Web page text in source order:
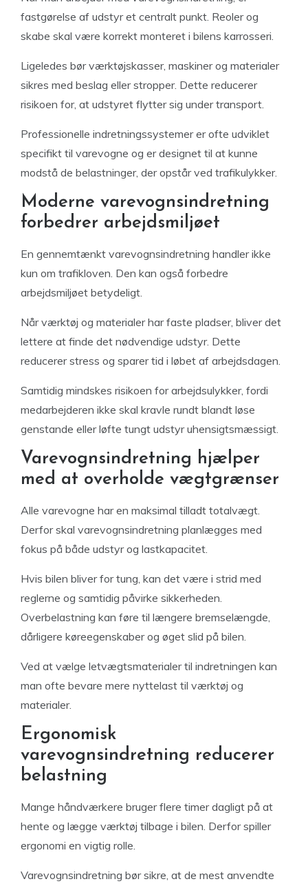
fastgørelse af udstyr et centralt punkt. Reoler og
skabe skal være korrekt monteret i bilens karrosseri.
Ligeledes bør værktøjskasser, maskiner og materialer
sikres med beslag eller stropper. Dette reducerer
risikoen for, at udstyret flytter sig under transport.
Professionelle indretningssystemer er ofte udviklet
specifikt til varevogne og er designet til at kunne
modstå de belastninger, der opstår ved trafikulykker.
Moderne varevognsindretning
forbedrer arbejdsmiljøet
En gennemtænkt varevognsindretning handler ikke
kun om trafikloven. Den kan også forbedre
arbejdsmiljøet betydeligt.
Når værktøj og materialer har faste pladser, bliver det
lettere at finde det nødvendige udstyr. Dette
reducerer stress og sparer tid i løbet af arbejdsdagen.
Samtidig mindskes risikoen for arbejdsulykker, fordi
medarbejderen ikke skal kravle rundt blandt løse
genstande eller løfte tungt udstyr uhensigtsmæssigt.
Varevognsindretning hjælper
med at overholde vægtgrænser
Alle varevogne har en maksimal tilladt totalvægt.
Derfor skal varevognsindretning planlægges med
fokus på både udstyr og lastkapacitet.
Hvis bilen bliver for tung, kan det være i strid med
reglerne og samtidig påvirke sikkerheden.
Overbelastning kan føre til længere bremselængde,
dårligere køreegenskaber og øget slid på bilen.
Ved at vælge letvægtsmaterialer til indretningen kan
man ofte bevare mere nyttelast til værktøj og
materialer.
Ergonomisk
varevognsindretning reducerer
belastning
Mange håndværkere bruger flere timer dagligt på at
hente og lægge værktøj tilbage i bilen. Derfor spiller
ergonomi en vigtig rolle.
Varevognsindretning bør sikre, at de mest anvendte